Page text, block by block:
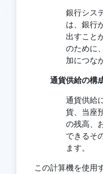
銀行シス
は、銀行
出すこと
のために
加につな
通貨供給の構
通貨供給
貨、当座
の残高、
できるそ
ます。
この計算機を使用